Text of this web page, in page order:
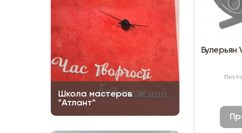
Школа мастеров
"Атлант"
Булерьян VESUVI классик тип